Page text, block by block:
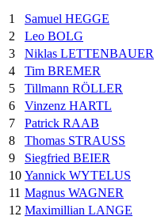
1 Samuel HEGGE
2
Leo BOLG
3
Niklas LETTENBAUER
4
Tim BREMER
5
Tillmann RÖLLER
6
Vinzenz HARTL
7
Patrick RAAB
8
Thomas STRAUSS
9
Siegfried BEIER
10 Yannick WYTELUS
11 Magnus WAGNER
12 Maximillian LANGE